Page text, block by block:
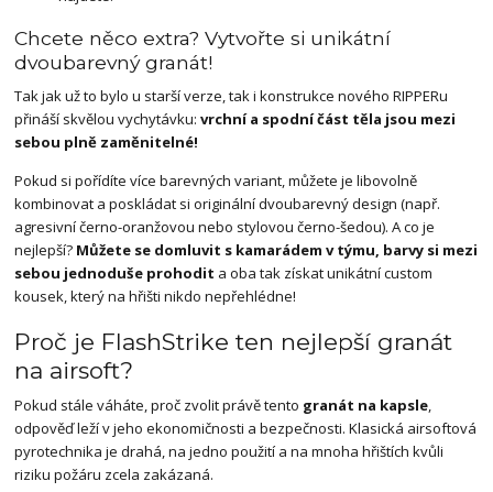
Chcete něco extra? Vytvořte si unikátní
dvoubarevný granát!
Tak jak už to bylo u starší verze, tak i konstrukce nového RIPPERu
přináší skvělou vychytávku:vrchní a spodní část těla jsou mezi
sebou plně zaměnitelné!
Pokud si pořídíte více barevných variant, můžete je libovolně
kombinovat a poskládat si originální dvoubarevný design (např.
agresivní černo-oranžovou nebo stylovou černo-šedou). A co je
nejlepší? Můžete se domluvit s kamarádem v týmu, barvy si mezi
sebou jednoduše prohodit a oba tak získat unikátní custom
kousek, který na hřišti nikdo nepřehlédne!
Proč je FlashStrike ten nejlepší granát
na airsoft?
Pokud stále váháte, proč zvolit právě tento granát na kapsle,
odpověď leží v jeho ekonomičnosti a bezpečnosti. Klasická airsoftová
pyrotechnika je drahá, na jedno použití a na mnoha hřištích kvůli
riziku požáru zcela zakázaná.